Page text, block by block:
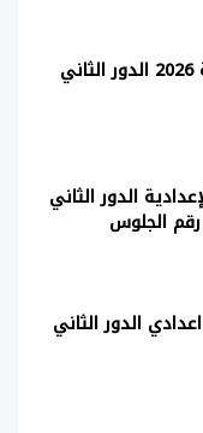
نتيجة الشهادة الإعدادية 2026 الدور الثاني
الدور الثاني
الدور الثاني